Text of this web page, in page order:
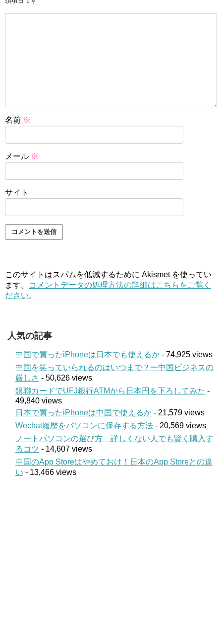
名前 ※
メール ※
サイト
このサイトはスパムを低減するために Akismet を使ってい
ます。
コメントデータの処理方法の詳細はこちらをご覧く
ださい。
人気の記事
中国で買ったiPhoneは日本でも使えるか - 74,925 views
中国を笑っていられるのはいつまで？ー中国ビジネスの
厳しさ - 50,626 views
銀聯カードでUFJ銀行ATMから日本円を下ろしてみた -
49,840 views
日本で買ったiPhoneは中国で使えるか - 21,579 views
Wechat履歴をパソコンに保存する方法 - 20,569 views
ノートパソコンの選び方 詳しくない人でも賢く購入す
るコツ - 14,607 views
中国のApp Storeはやめておけ！日本のApp Storeとの違
い - 13,466 views